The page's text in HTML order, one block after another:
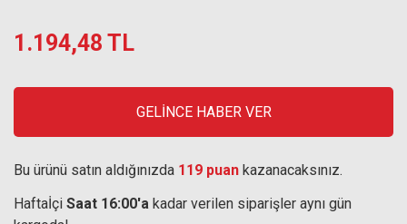
1.194,48 TL
GELİNCE HABER VER
Bu ürünü satın aldığınızda 119 puan kazanacaksınız.
Haftaİçi Saat 16:00'a kadar verilen siparişler aynı gün